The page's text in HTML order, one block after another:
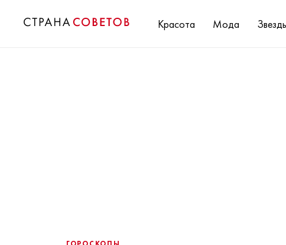
Красота Мода